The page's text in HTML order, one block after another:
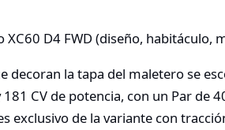
decoran la tapa del maletero se
CV de potencia, con un Par de
exclusivo de la variante con